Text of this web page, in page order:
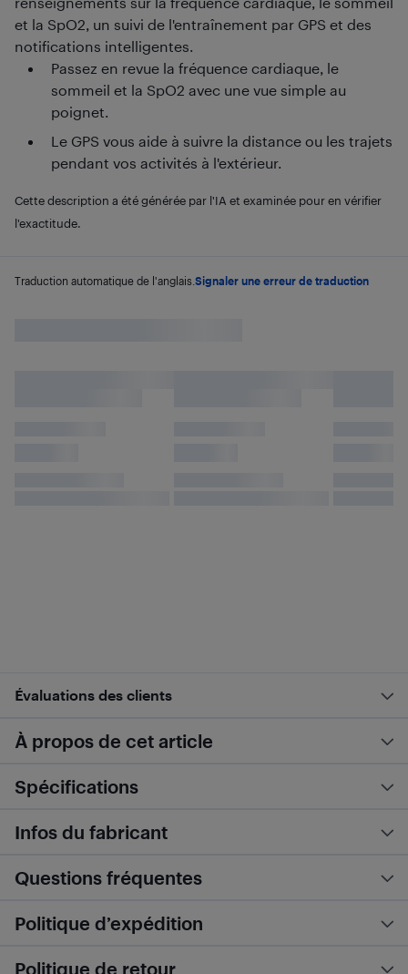
et la SpO2, un suivi de l'entraînement par GPS et des
notifications intelligentes.
Passez en revue la fréquence cardiaque, le
sommeil et la SpO2 avec une vue simple au
poignet.
Le GPS vous aide à suivre la distance ou les trajets
pendant vos activités à l'extérieur.
Cette description a été générée par l'IA et examinée pour en vérifier
l'exactitude.
Traduction automatique de l'anglais. Signaler une erreur de traduction
Évaluations des clients
À propos de cet article
Spécifications
Infos du fabricant
Questions fréquentes
Politique d’expédition
Politique de retour